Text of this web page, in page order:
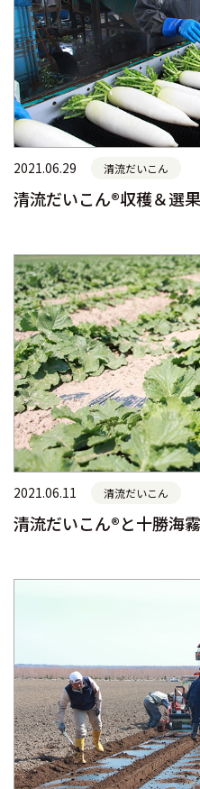
2021.06.29 清流だいこん
清流だいこん®収穫＆選
2021.06.11 清流だいこん
清流だいこん®と十勝海